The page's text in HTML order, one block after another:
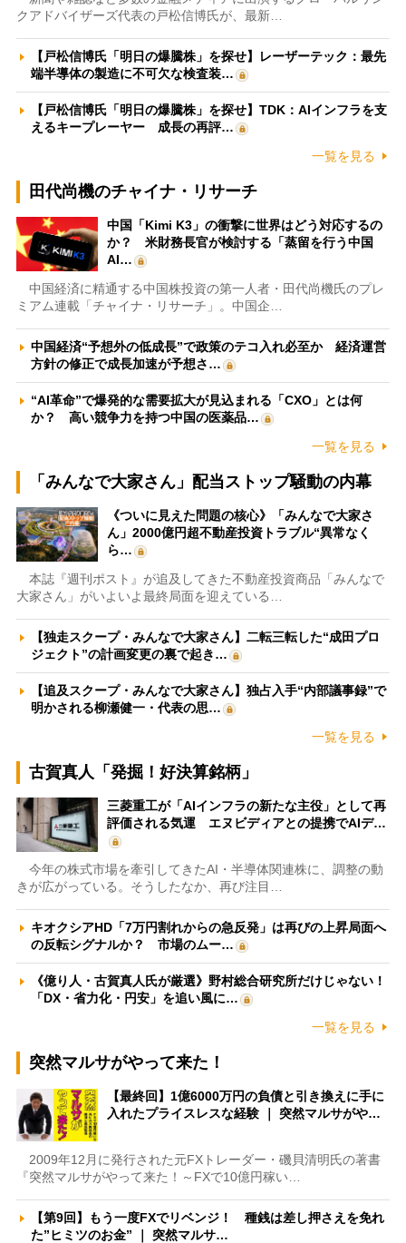
クアドバイザーズ代表の戸松信博氏が、最新…
【戸松信博氏「明日の爆騰株」を探せ】レーザーテック：最先
端半導体の製造に不可欠な検査装…
【戸松信博氏「明日の爆騰株」を探せ】TDK：AIインフラを支
えるキープレーヤー 成長の再評…
一覧を見る
田代尚機のチャイナ・リサーチ
中国「Kimi K3」の衝撃に世界はどう対応するの
か？ 米財務長官が検討する「蒸留を行う中国
AI…
中国経済に精通する中国株投資の第一人者・田代尚機氏のプレ
ミアム連載「チャイナ・リサーチ」。中国企…
中国経済“予想外の低成長”で政策のテコ入れ必至か 経済運営
方針の修正で成長加速が予想さ…
“AI革命”で爆発的な需要拡大が見込まれる「CXO」とは何
か？ 高い競争力を持つ中国の医薬品…
一覧を見る
「みんなで大家さん」配当ストップ騒動の内幕
《ついに見えた問題の核心》「みんなで大家さ
ん」2000億円超不動産投資トラブル“異常なく
ら…
本誌『週刊ポスト』が追及してきた不動産投資商品「みんなで
大家さん」がいよいよ最終局面を迎えている…
【独走スクープ・みんなで大家さん】二転三転した“成田プロ
ジェクト”の計画変更の裏で起き…
【追及スクープ・みんなで大家さん】独占入手“内部議事録”で
明かされる柳瀬健一・代表の思…
一覧を見る
古賀真人「発掘！好決算銘柄」
三菱重工が「AIインフラの新たな主役」として再
評価される気運 エヌビディアとの提携でAIデ…
今年の株式市場を牽引してきたAI・半導体関連株に、調整の動
きが広がっている。そうしたなか、再び注目…
キオクシアHD「7万円割れからの急反発」は再びの上昇局面へ
の反転シグナルか？ 市場のムー…
《億り人・古賀真人氏が厳選》野村総合研究所だけじゃない！
「DX・省力化・円安」を追い風に…
一覧を見る
突然マルサがやって来た！
【最終回】1億6000万円の負債と引き換えに手に
入れたプライスレスな経験 ｜ 突然マルサがや…
2009年12月に発行された元FXトレーダー・磯貝清明氏の著書
『突然マルサがやって来た！～FXで10億円稼い…
【第9回】もう一度FXでリベンジ！ 種銭は差し押さえを免れ
た”ヒミツのお金” ｜ 突然マルサ…